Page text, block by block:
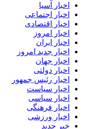
اخبار آسیا
اخبار اجتماعی
اخبار اقتصادی
اخبار امروز
اخبار ایران
اخبار جدید امروز
اخبار جهان
اخبار دولتی
اخبار رئیس جمهور
اخبار سیاست
اخبار سیاسی
اخبار فرهنگی
اخبار ورزشی
خبر جدید